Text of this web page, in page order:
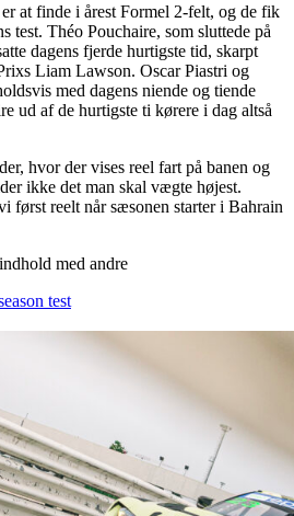
at finde i årest Formel 2-felt, og de fik
test. Théo Pouchaire, som sluttede på
dagens fjerde hurtigste tid, skarpt
Liam Lawson. Oscar Piastri og
med dagens niende og tiende
ud af de hurtigste ti kørere i dag altså
hvor der vises reel fart på banen og
ikke det man skal vægte højest.
først reelt når sæsonen starter i Bahrain
med andre
test